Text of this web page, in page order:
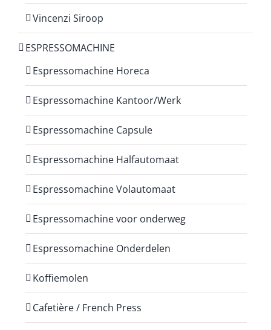
Vincenzi Siroop
ESPRESSOMACHINE
Espressomachine Horeca
Espressomachine Kantoor/Werk
Espressomachine Capsule
Espressomachine Halfautomaat
Espressomachine Volautomaat
Espressomachine voor onderweg
Espressomachine Onderdelen
Koffiemolen
Cafetière / French Press